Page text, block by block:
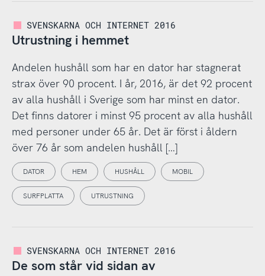
SVENSKARNA OCH INTERNET 2016
Utrustning i hemmet
Andelen hushåll som har en dator har stagnerat
strax över 90 procent. I år, 2016, är det 92 procent
av alla hushåll i Sverige som har minst en dator.
Det finns datorer i minst 95 procent av alla hushåll
med personer under 65 år. Det är först i åldern
över 76 år som andelen hushåll […]
DATOR HEM HUSHÅLL MOBIL
SURFPLATTA UTRUSTNING
SVENSKARNA OCH INTERNET 2016
De som står vid sidan av